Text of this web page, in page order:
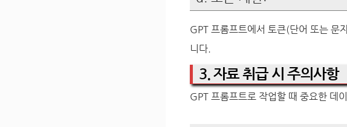
GPT 프롬프트에서 토큰(단어 또는 문
니다.
3. 자료 취급 시 주의사항
GPT 프롬프트로 작업할 때 중요한 데